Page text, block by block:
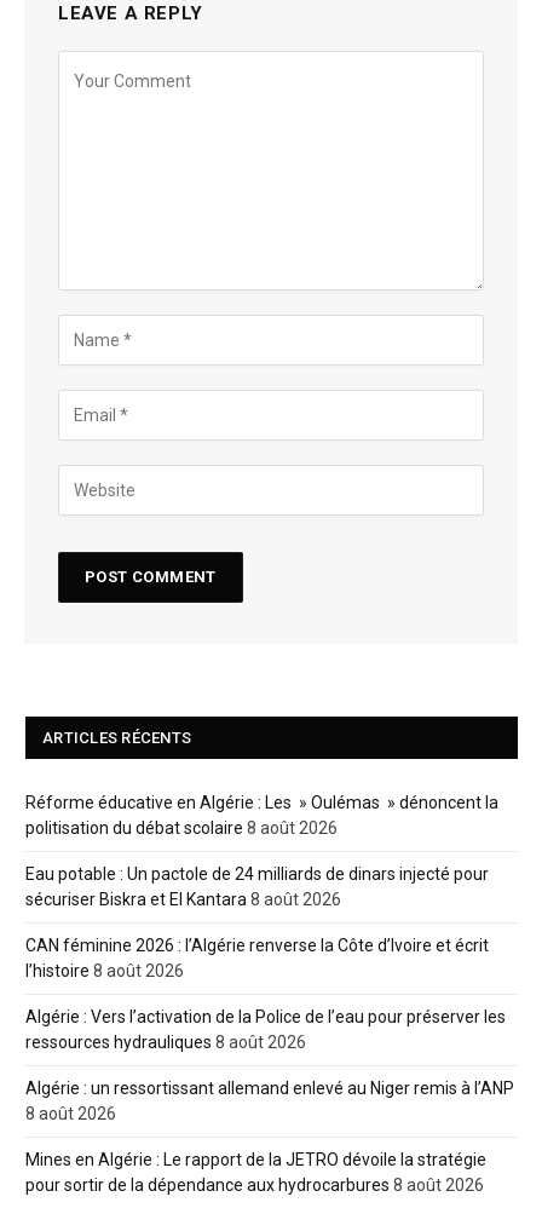
LEAVE A REPLY
ARTICLES RÉCENTS
Réforme éducative en Algérie : Les » Oulémas » dénoncent la
politisation du débat scolaire 8 août 2026
Eau potable : Un pactole de 24 milliards de dinars injecté pour
sécuriser Biskra et El Kantara 8 août 2026
CAN féminine 2026 : l’Algérie renverse la Côte d’Ivoire et écrit
l’histoire 8 août 2026
Algérie : Vers l’activation de la Police de l’eau pour préserver les
ressources hydrauliques 8 août 2026
Algérie : un ressortissant allemand enlevé au Niger remis à l’ANP
8 août 2026
Mines en Algérie : Le rapport de la JETRO dévoile la stratégie
pour sortir de la dépendance aux hydrocarbures 8 août 2026